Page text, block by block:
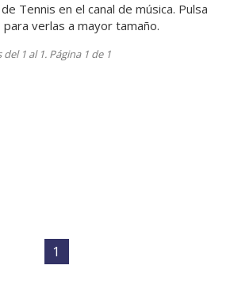
Tennis en el canal de música. Pulsa
verlas a mayor tamaño.
1 al 1. Página 1 de 1
1